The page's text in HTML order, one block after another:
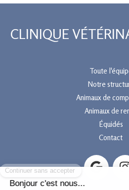
CLINIQUE
Toute
Notre
Animaux de
Animaux de
Équidés
Contact